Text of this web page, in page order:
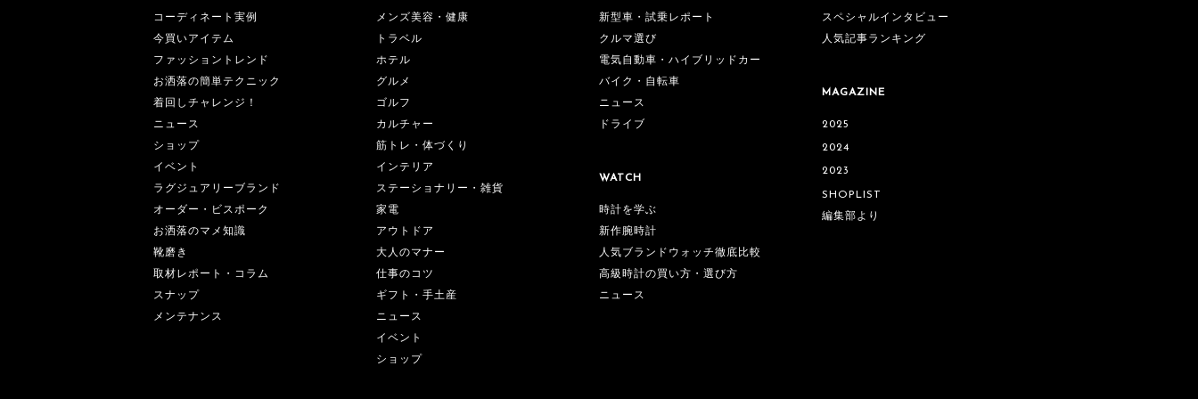
コーディネート実例
今買いアイテム
ファッショントレンド
お洒落の簡単テクニック
着回しチャレンジ！
ニュース
ショップ
イベント
ラグジュアリーブランド
オーダー・ビスポーク
お洒落のマメ知識
靴磨き
取材レポート・コラム
スナップ
メンテナンス
メンズ美容・健康
トラベル
ホテル
グルメ
ゴルフ
カルチャー
筋トレ・体づくり
インテリア
ステーショナリー・雑貨
家電
アウトドア
大人のマナー
仕事のコツ
ギフト・手土産
ニュース
イベント
ショップ
新型車・試乗レポート
クルマ選び
電気自動車・ハイブリッドカー
バイク・自転車
ニュース
ドライブ
WATCH
時計を学ぶ
新作腕時計
人気ブランドウォッチ徹底比較
高級時計の買い方・選び方
ニュース
スペシャルインタビュー
人気記事ランキング
MAGAZINE
2025
2024
2023
SHOPLIST
編集部より